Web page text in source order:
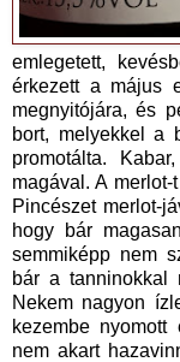
emlegetett,
érkezett a május
megnyitójára, és
bort, melyekkel a
promotálta.
magával. A
Pincészet merlot-
hogy bár
semmiképp nem
bár a tanninokkal
Nekem nagyon
kezembe
nem akart